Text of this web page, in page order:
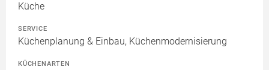
Küche
SERVICE
Küchenplanung & Einbau, Küchenmodernisierung
KÜCHENARTEN